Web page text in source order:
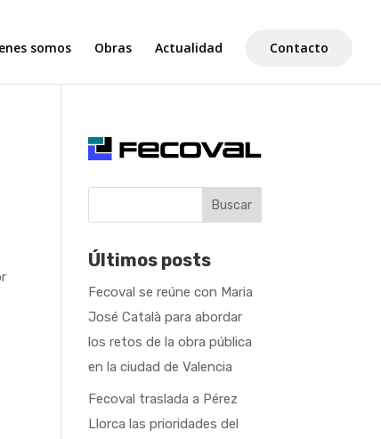
somos Obras Actualidad Contacto
Buscar
Últimos posts
Fecoval se reúne con Maria
José Català para abordar
los retos de la obra pública
en la ciudad de Valencia
Fecoval traslada a Pérez
Llorca las prioridades del